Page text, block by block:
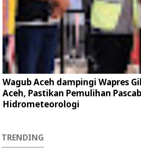
Wagub Aceh dampingi Wapres
Aceh, Pastikan Pemulihan
Hidrometeorologi
TRENDING